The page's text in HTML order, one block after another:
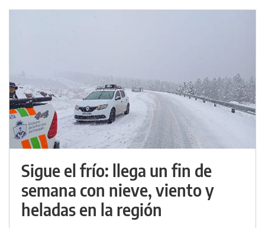
Sigue el frío: llega un fin de
semana con nieve, viento y
heladas en la región